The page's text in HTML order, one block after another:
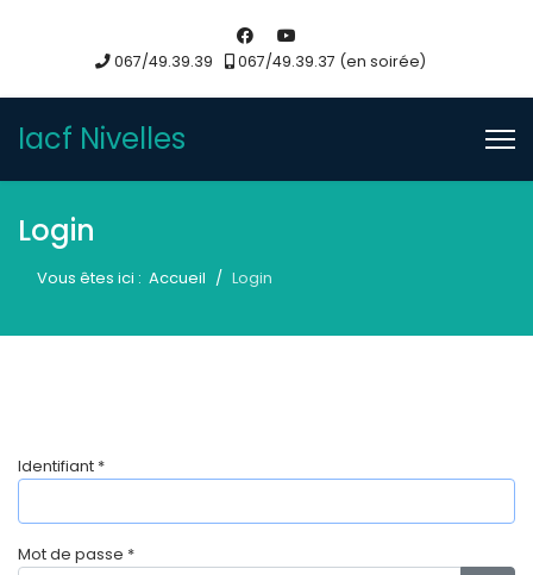
067/49.39.39 067/49.39.37 (en soirée)
Iacf Nivelles
Login
Vous êtes ici : Accueil Login
Identifiant *
Mot de passe *